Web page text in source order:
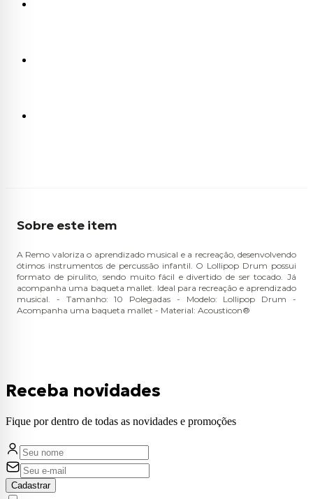
Sobre este item
A Remo valoriza o aprendizado musical e a recreação, desenvolvendo
ótimos instrumentos de percussão infantil. O Lollipop Drum possui
formato de pirulito, sendo muito fácil e divertido de ser tocado. Já
acompanha uma baqueta mallet. Ideal para recreação e aprendizado
musical. - Tamanho: 10 Polegadas - Modelo: Lollipop Drum -
Acompanha uma baqueta mallet - Material: Acousticon®
Receba novidades
Fique por dentro de todas as novidades e promoções
Cadastrar